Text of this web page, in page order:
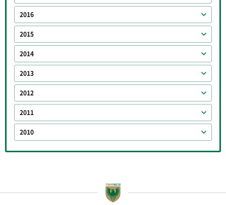
2016
2015
2014
2013
2012
2011
2010